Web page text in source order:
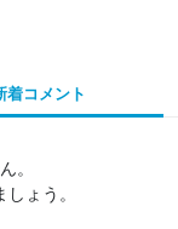
着コメント
。
ょう。